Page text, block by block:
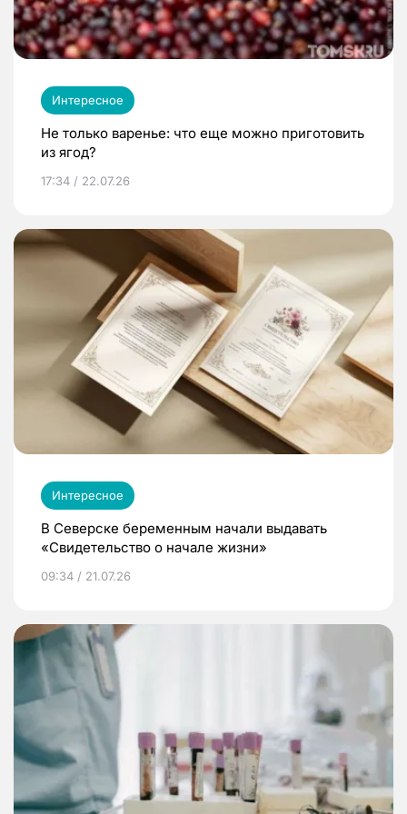
Интересное
Не только варенье: что еще можно приготовить
из ягод?
17:34 / 22.07.26
Интересное
В Северске беременным начали выдавать
«Свидетельство о начале жизни»
09:34 / 21.07.26